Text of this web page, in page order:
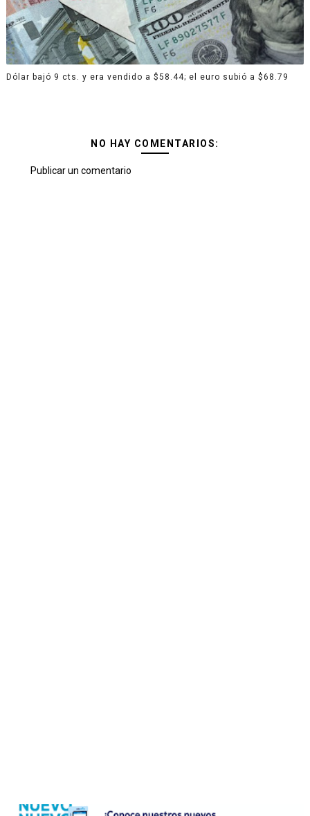
Dólar bajó 9 cts. y era vendido a $58.44; el euro subió a $68.79
NO HAY COMENTARIOS:
Publicar un comentario